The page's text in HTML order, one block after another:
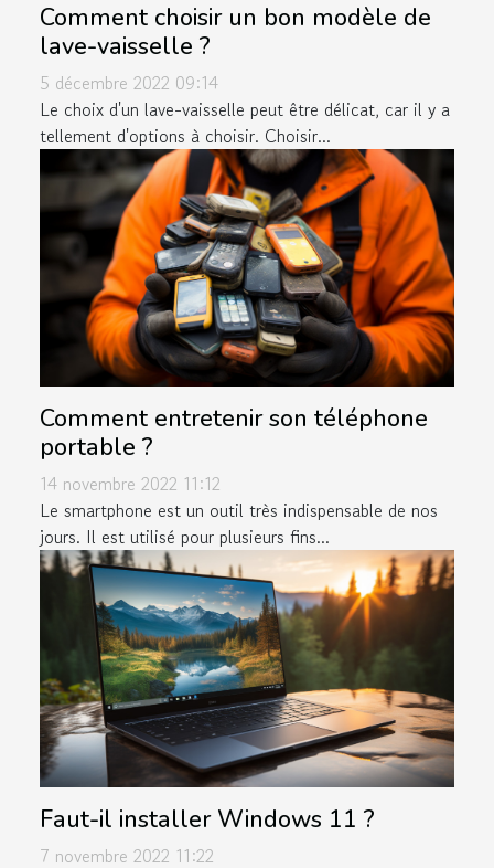
Comment choisir un bon modèle de
lave-vaisselle ?
5 décembre 2022 09:14
Le choix d'un lave-vaisselle peut être délicat, car il y a
tellement d'options à choisir. Choisir...
Comment entretenir son téléphone
portable ?
14 novembre 2022 11:12
Le smartphone est un outil très indispensable de nos
jours. Il est utilisé pour plusieurs fins...
Faut-il installer Windows 11 ?
7 novembre 2022 11:22